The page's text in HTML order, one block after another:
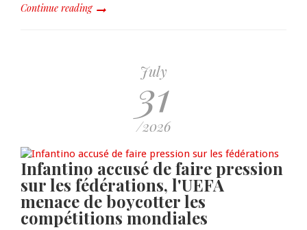
Continue reading
July
31
/2026
Infantino accusé de faire pression
sur les fédérations, l'UEFA
menace de boycotter les
compétitions mondiales